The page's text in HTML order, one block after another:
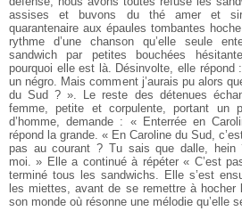
assises et buvons du thé amer et
quarantenaire aux épaules tombantes
rythme d’une chanson qu’elle seule
sandwich par petites bouchées
pourquoi elle est là. Désinvolte, elle répond
un négro. Mais comment j’aurais pu alors
du Sud ? ». Le reste des détenues
femme, petite et corpulente, portant un
d’homme, demande : « Enterrée en
répond la grande. « En Caroline du Sud,
pas au courant ? Tu sais que dalle, hein
moi. » Elle a continué à répéter « C’est
terminé tous les sandwichs. Elle s’est
les miettes, avant de se remettre à
son monde où résonne une mélodie qu’elle